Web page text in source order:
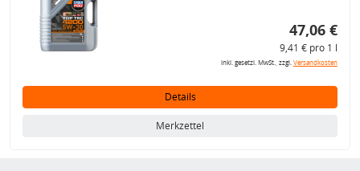
47,06 €
9,41 € pro 1 l
inkl. gesetzl. MwSt., zzgl.Versandkosten
Details
Merkzettel